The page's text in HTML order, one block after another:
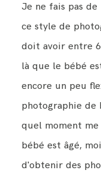
Je ne fais pas
ce style de
doit avoir entre
là que le bébé
encore un peu
photographie de
quel moment
bébé est âgé,
d'obtenir des